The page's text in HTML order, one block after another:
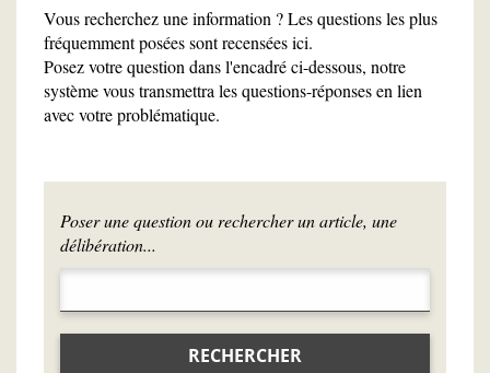
Vous recherchez une information ? Les questions les plus
fréquemment posées sont recensées ici.
Posez votre question dans l'encadré ci-dessous, notre
système vous transmettra les questions-réponses en lien
avec votre problématique.
Poser une question ou rechercher un article, une
délibération...
RECHERCHER